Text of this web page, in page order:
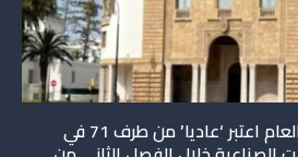
الصناعة.. مناخ الأعمال العام اعتبر ‘عاديا’ من طرف 71 في